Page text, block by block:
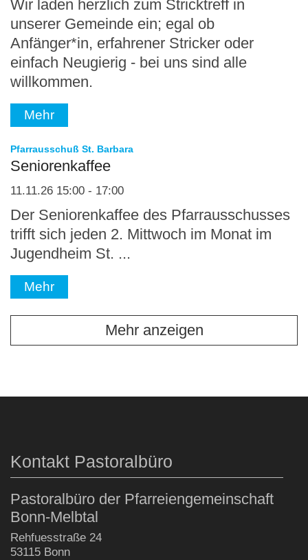
Wir laden herzlich zum Stricktreff in
unserer Gemeinde ein; egal ob
Anfänger*in, erfahrener Stricker oder
einfach Neugierig - bei uns sind alle
willkommen.
Mehr
Pfarrausschuß St. Barbara
Seniorenkaffee
11.11.26 15:00 - 17:00
Der Seniorenkaffee des Pfarrausschusses
trifft sich jeden 2. Mittwoch im Monat im
Jugendheim St. ...
Mehr
Mehr anzeigen
Kontakt Pastoralbüro
Pastoralbüro der Pfarreiengemeinschaft
Bonn-Melbtal
Rehfuesstraße 24
53115 Bonn